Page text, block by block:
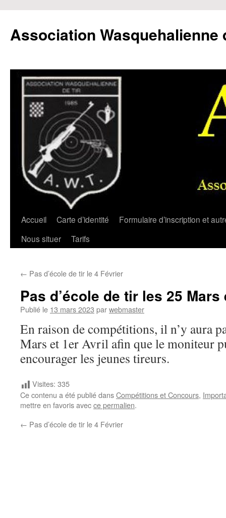
contenu
Association Wasquehalienne
Accueil Carte d’identité
Formulaire d’inscription et
Nous situer
Tarifs
← Pas d’école de tir le 4 Février
Pas d’école de tir les 25
Publié le 13 mars 2023 parwebmaster
En raison de compétitions, il n’y aura
Mars et 1er Avril afin que le moniteur
encourager les jeunes tireurs.
Visites: 335
Ce contenu a été publié dansCompétitions et Concours,
mettre en favoris avecce permalien.
← Pas d’école de tir le 4 Février